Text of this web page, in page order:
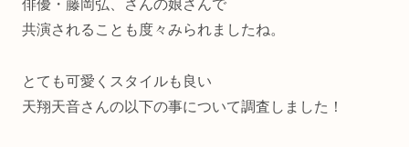
俳優・藤岡弘、さんの娘さんで
共演されることも度々みられましたね。
とても可愛くスタイルも良い
天翔天音さんの以下の事について調査しました！